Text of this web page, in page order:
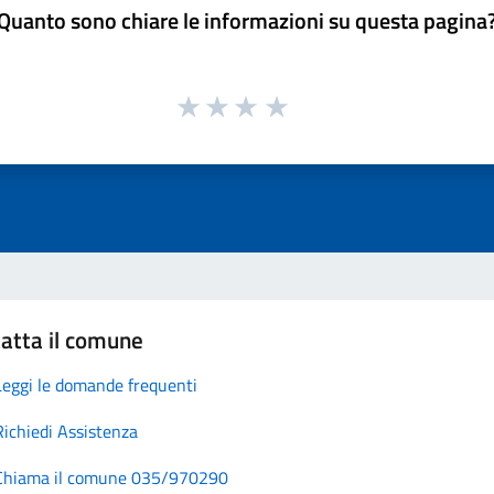
sono chiare le informazioni su questa
il comune
le domande frequenti
Assistenza
il comune 035/970290